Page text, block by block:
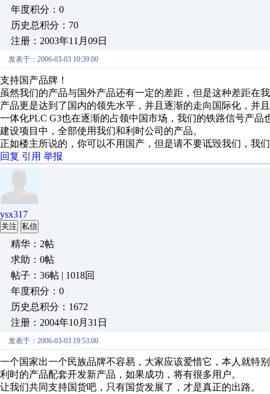
年度积分：0
历史总积分：70
注册：2003年11月09日
发表于：2006-03-03 10:39:00
支持国产品牌！
虽然我们的产品与国外产品还有一定的差距，但是这种差距在
产品更是达到了国内的领先水平，并且逐渐的走向国际化，并
一体化PLC G3也在逐渐的占领中国市场，我们的铁路信号产
建设项目中，全部使用我们和利时公司的产品。
正如楼主所说的，你可以不用国产，但是请不要诋毁我们，我
回复 引用 举报
ysx317
关注 私信
精华：2帖
求助：0帖
帖子：36帖 | 1018回
年度积分：0
历史总积分：1672
注册：2004年10月31日
发表于：2006-03-03 19:53:00
一个国家出一个民族品牌不容易，大家应该爱惜它，本人就特
利时的产品配套开发新产品，如果成功，将有很多用户。
让我们共同支持国货吧，只有国货发展了，才是真正的出路。